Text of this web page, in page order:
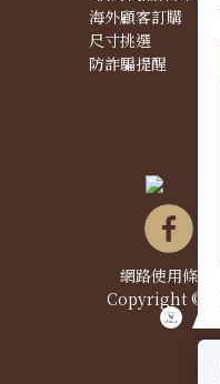
海外顧客訂購
尺寸挑選
防詐騙提醒
網路使用條
Copyright ©